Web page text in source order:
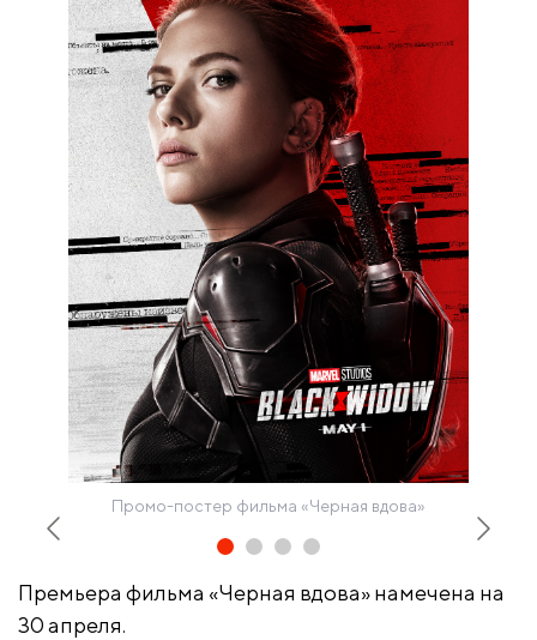
Промо-постер фильма «Черная вдова»
Премьера фильма «Черная вдова» намечена на
30 апреля.